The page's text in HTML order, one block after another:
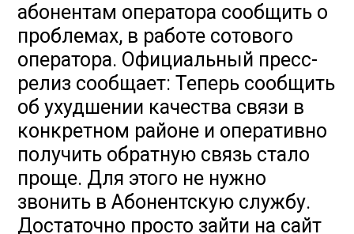
абонентам оператора сообщить о
проблемах, в работе сотового
оператора. Официальный пресс-
релиз сообщает: Теперь сообщить
об ухудшении качества связи в
конкретном районе и оперативно
получить обратную связь стало
проще. Для этого не нужно
звонить в Абонентскую службу.
Достаточно просто зайти на сайт